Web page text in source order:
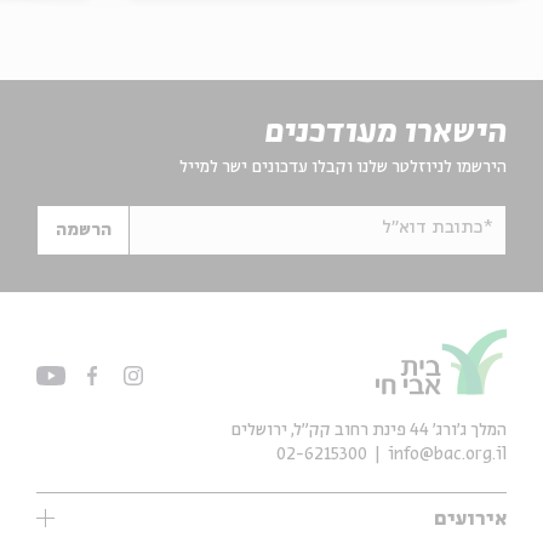
הישארו מעודכנים
הירשמו לניוזלטר שלנו וקבלו עדכונים ישר למייל
*כתובת דוא"ל הרשמה
אירועים
המלך ג'ורג' 44 פינת רחוב קק״ל, ירושלים
info@bac.org.il
02-6215300